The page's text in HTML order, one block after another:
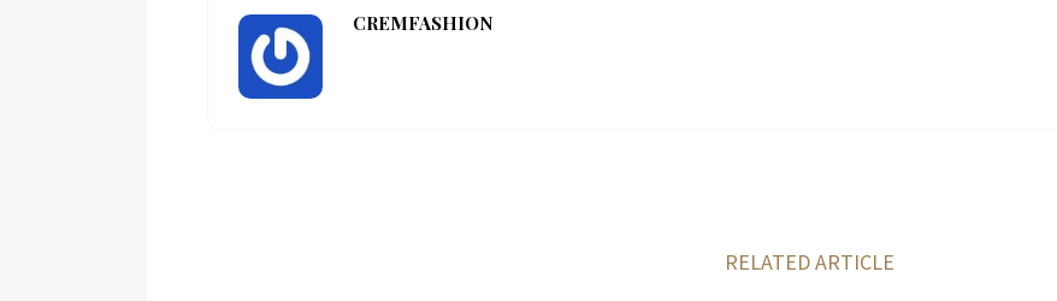
CREMFASHION
RELATED ARTICLE